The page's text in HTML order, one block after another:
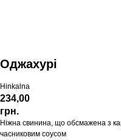
Оджахурі
Hinkalna
234,00
грн.
Ніжна свинина, що обсмажена з
часниковим соусом